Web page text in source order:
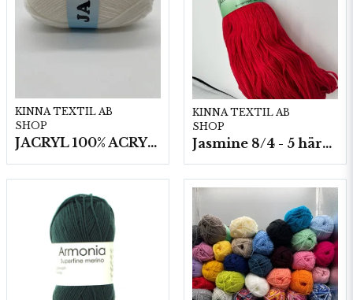
KINNA TEXTIL AB
SHOP
JACRYL 100% ACRYL 50 G
KINNA TEXTIL AB
SHOP
Jasmine 8/4 - 5 härvor a200g./fp.